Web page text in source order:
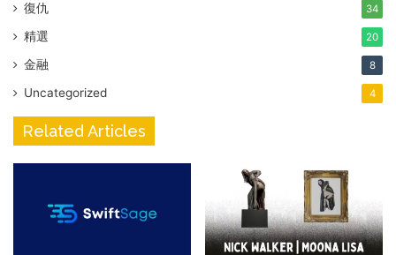
復仇 34
精選 20
金融 8
Uncategorized 4
Related Articles